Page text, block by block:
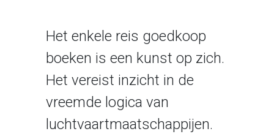
Het enkele reis goedkoop
boeken is een kunst op zich.
Het vereist inzicht in de
vreemde logica van
luchtvaartmaatschappijen.